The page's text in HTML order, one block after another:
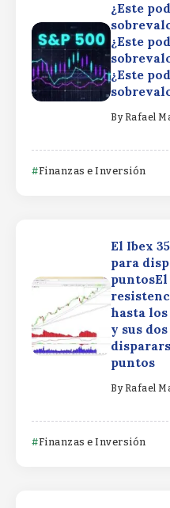
¿Este
¿Este
¿Este
By Rafael
Finanzas e Inversión
El Ibex
para
puntosEl
hasta los
y sus
puntos
By Rafael
Finanzas e Inversión